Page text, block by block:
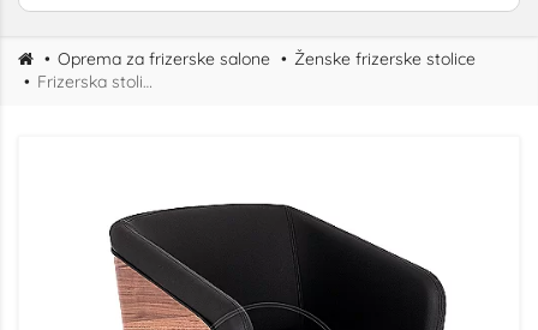
Oprema za frizerske salone
Ženske frizerske stolice
Frizerska stolica Helen QRL